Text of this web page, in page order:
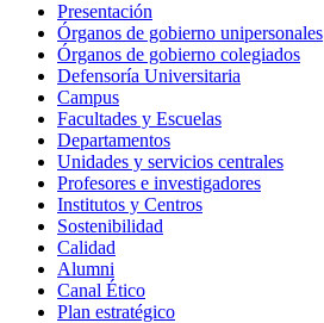
Presentación
Órganos de gobierno unipersonales
Órganos de gobierno colegiados
Defensoría Universitaria
Campus
Facultades y Escuelas
Departamentos
Unidades y servicios centrales
Profesores e investigadores
Institutos y Centros
Sostenibilidad
Calidad
Alumni
Canal Ético
Plan estratégico